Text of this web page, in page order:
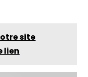
site
lien